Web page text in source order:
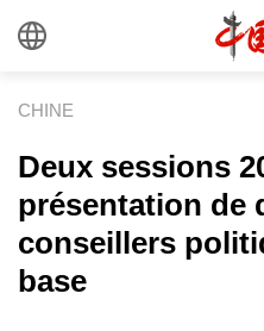
CHINE
Deux sessions
présentation de
conseillers
base